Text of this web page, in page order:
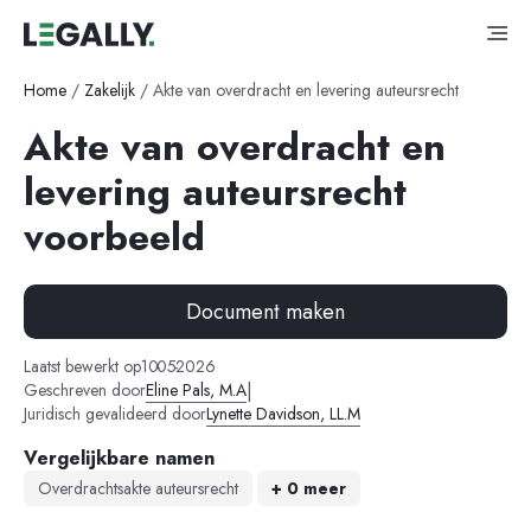
Home / Zakelijk / Akte van overdracht en levering auteursrecht
Akte van overdracht en
levering auteursrecht
voorbeeld
Document maken
Laatst bewerkt op10-05-2026
Geschreven doorEline Pals, M.A|
Juridisch gevalideerd doorLynette Davidson, LL.M
Vergelijkbare namen
Overdrachtsakte auteursrecht + 0 meer